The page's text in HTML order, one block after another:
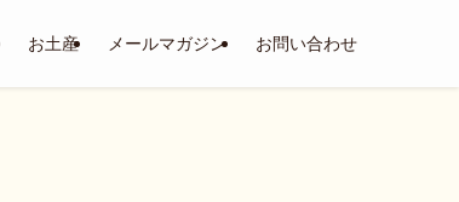
お土産 メールマガジン お問い合わせ